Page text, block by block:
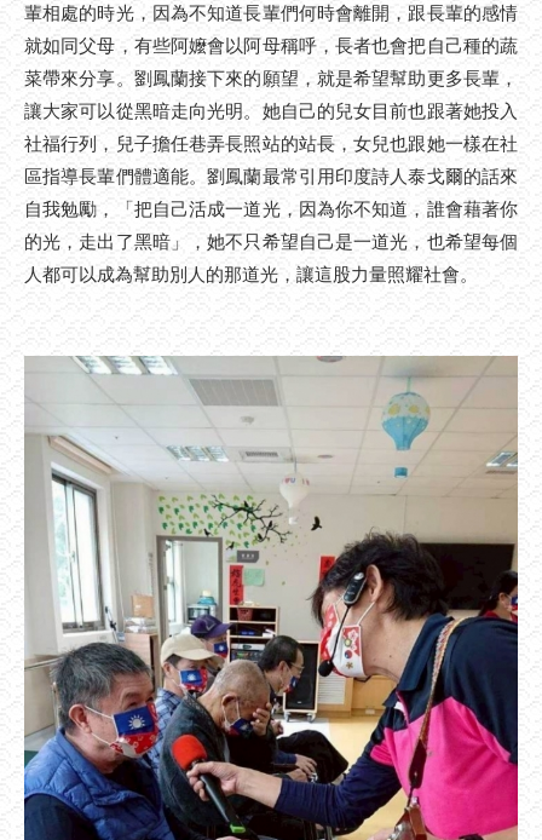
輩相處的時光，因為不知道長輩們何時會離開，跟長輩的感情
就如同父母，有些阿嬤會以阿母稱呼，長者也會把自己種的蔬
菜帶來分享。劉鳳蘭接下來的願望，就是希望幫助更多長輩，
讓大家可以從黑暗走向光明。她自己的兒女目前也跟著她投入
社福行列，兒子擔任巷弄長照站的站長，女兒也跟她一樣在社
區指導長輩們體適能。劉鳳蘭最常引用印度詩人泰戈爾的話來
自我勉勵，「把自己活成一道光，因為你不知道，誰會藉著你
的光，走出了黑暗」，她不只希望自己是一道光，也希望每個
人都可以成為幫助別人的那道光，讓這股力量照耀社會。